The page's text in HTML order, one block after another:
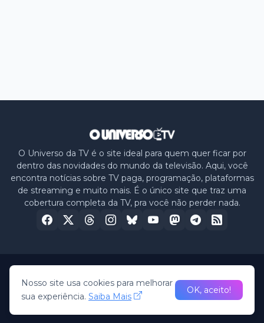
O Universo da TV é o site ideal para quem quer ficar por
dentro das novidades do mundo da televisão. Aqui, você
encontra notícias sobre TV paga, programação, plataformas
de streaming e muito mais. É o único site que traz uma
cobertura completa da TV, pra você não perder nada.
© 2026 -O Universo da TV • All Rights Reserved
HomeSobre nósPolítica de PrivacidadeContato
Nosso site usa cookies para melhorar
sua experiência. Saiba Mais
OK, aceito!